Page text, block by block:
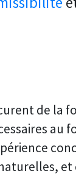
de la
au
et